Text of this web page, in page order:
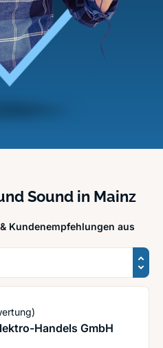
Sound in Mainz
Kundenempfehlungen aus
Handels GmbH